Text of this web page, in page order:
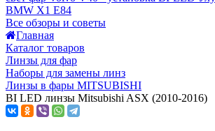
BMW X1 E84
Все обзоры и советы
Главная
Каталог товаров
Линзы для фар
Наборы для замены линз
Линзы в фары MITSUBISHI
BI LED линзы Mitsubishi ASX (2010-2016)